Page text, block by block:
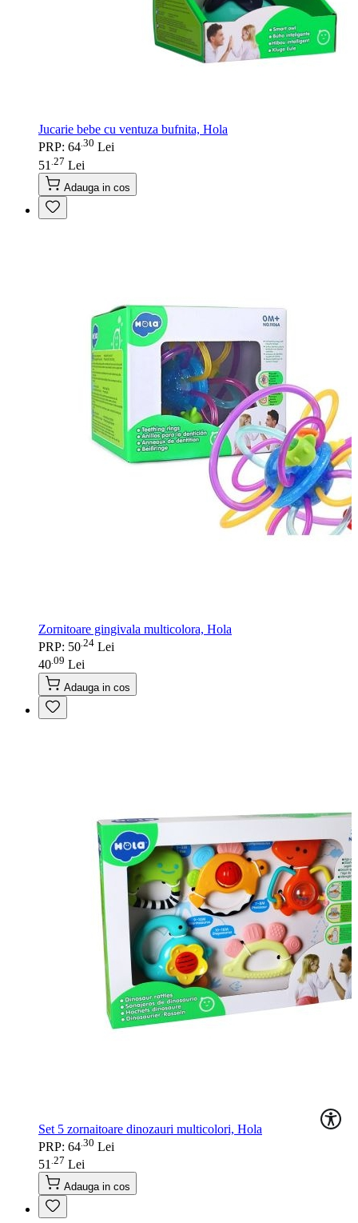
Jucarie bebe cu ventuza bufnita, Hola
PRP: 64.30 Lei
51 27 Lei
Adauga in cos
Zornitoare gingivala multicolora, Hola
PRP: 50 24 Lei
40.09 Lei
Adauga in cos
Set 5 zornaitoare dinozauri multicolori, Hola
PRP: 64 30 Lei
51 27 Lei
Adauga in cos